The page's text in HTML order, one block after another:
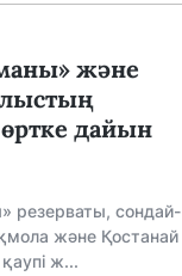
және
дайын
резерваты, сондай-
және Қостанай
ж...